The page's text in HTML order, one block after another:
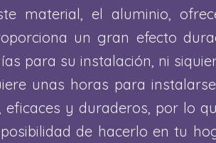
material, el aluminio,
un gran efecto
para su instalación, ni
unas horas para
y duraderos, por lo
de hacerlo en tu